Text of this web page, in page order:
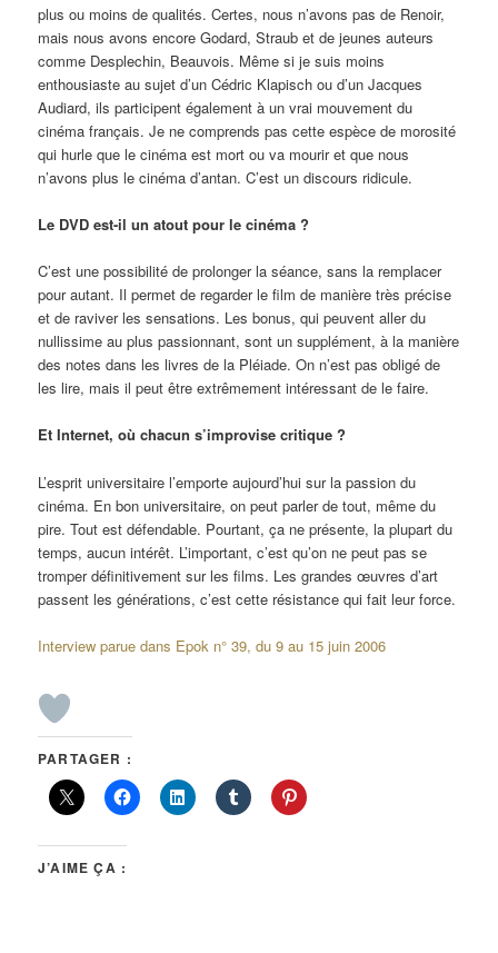
plus ou moins de qualités. Certes, nous n’avons pas de Renoir,
mais nous avons encore Godard, Straub et de jeunes auteurs
comme Desplechin, Beauvois. Même si je suis moins
enthousiaste au sujet d’un Cédric Klapisch ou d’un Jacques
Audiard, ils participent également à un vrai mouvement du
cinéma français. Je ne comprends pas cette espèce de morosité
qui hurle que le cinéma est mort ou va mourir et que nous
n’avons plus le cinéma d’antan. C’est un discours ridicule.
Le DVD est-il un atout pour le cinéma ?
C’est une possibilité de prolonger la séance, sans la remplacer
pour autant. Il permet de regarder le film de manière très précise
et de raviver les sensations. Les bonus, qui peuvent aller du
nullissime au plus passionnant, sont un supplément, à la manière
des notes dans les livres de la Pléiade. On n’est pas obligé de
les lire, mais il peut être extrêmement intéressant de le faire.
Et Internet, où chacun s’improvise critique ?
L’esprit universitaire l’emporte aujourd’hui sur la passion du
cinéma. En bon universitaire, on peut parler de tout, même du
pire. Tout est défendable. Pourtant, ça ne présente, la plupart du
temps, aucun intérêt. L’important, c’est qu’on ne peut pas se
tromper définitivement sur les films. Les grandes œuvres d’art
passent les générations, c’est cette résistance qui fait leur force.
Interview parue dans Epok n° 39, du 9 au 15 juin 2006
PARTAGER :
J’AIME ÇA :